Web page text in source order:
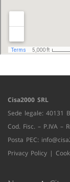
Cisa2000 SRL
Sede legale: 40131
Cod. Fisc. – P.IVA –
Posta PEC:
Privacy Policy |